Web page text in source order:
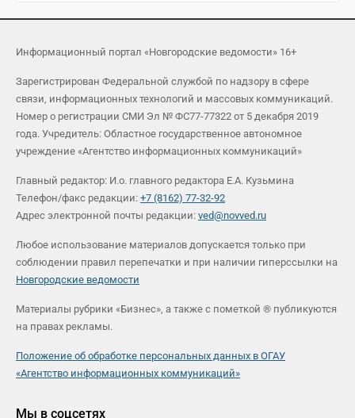
Информационный портал «Новгородские ведомости» 16+
Зарегистрирован Федеральной службой по надзору в сфере
связи, информационных технологий и массовых коммуникаций.
Номер о регистрации СМИ Эл № ФС77-77322 от 5 декабря 2019
года. Учредитель: Областное государственное автономное
учреждение «Агентство информационных коммуникаций»
Главный редактор: И.о. главного редактора Е.А. Кузьмина
Телефон/факс редакции: +7 (8162) 77-32-92
Адрес электронной почты редакции: ved@novved.ru
Любое использование материалов допускается только при
соблюдении правил перепечатки и при наличии гиперссылки на
Новгородские ведомости
Материалы рубрики «Бизнес», а также с пометкой ® публикуются
на правах рекламы.
Положение об обработке персональных данных в ОГАУ
«Агентство информационных коммуникаций»
Мы в соцсетях